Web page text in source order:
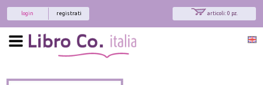
articoli: 0 pz.
registrati
login